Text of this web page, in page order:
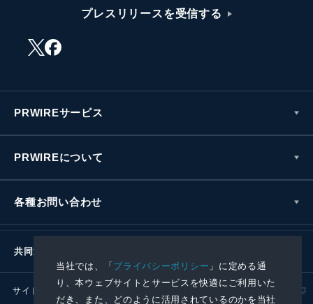
当社では、「プライバシーポリシー 」に定める通
り、本ウェブサイトとサービスを快適にご利用いた
だき、また、どのように活用されているのかを当社
プレスリリースを受信する
PRWIREサービス
PRWIREについて
各種お問い合わせ
共同通信社グループ
サイトポリシー